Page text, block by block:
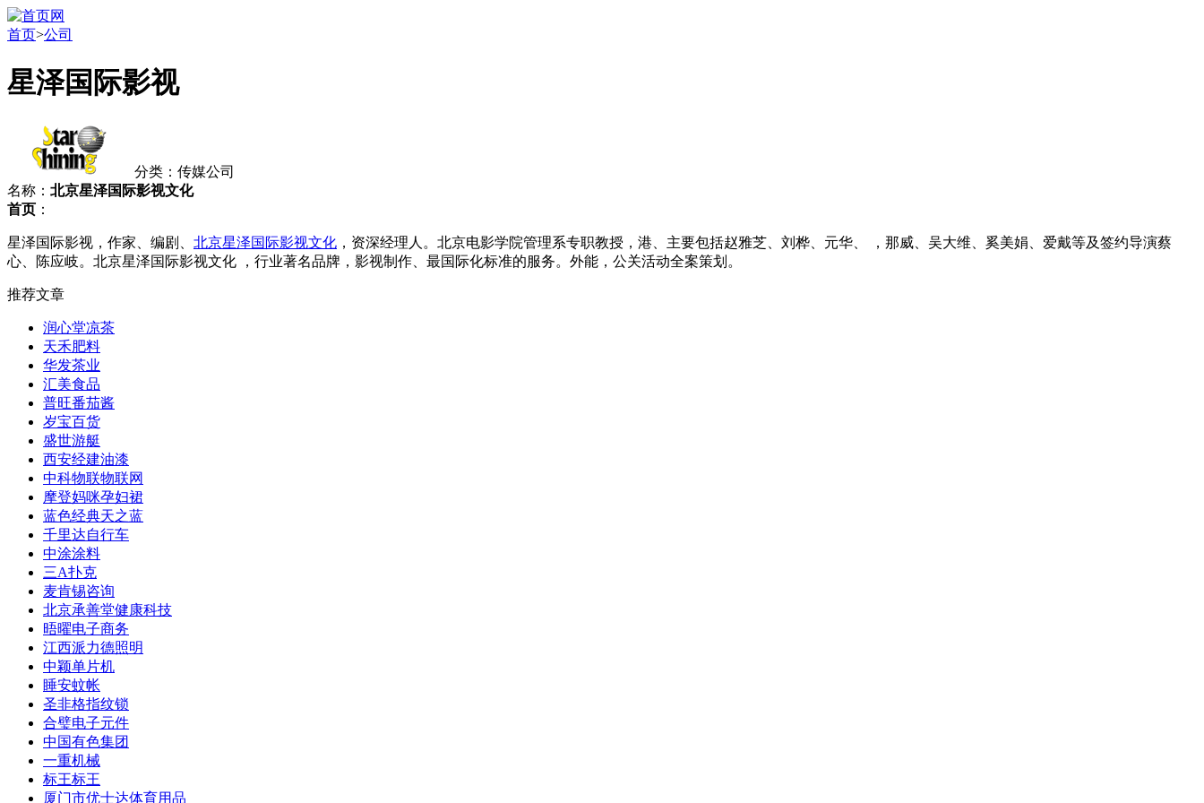
首页>公司
星泽国际影视
分类：传媒公司
名称： 北京星泽国际影视文化
首页 ：
星泽国际影视，作家、编剧、 北京星泽国际影视文化 ，资深经理人。北京电影学院管理系专职教授，港、主要包括赵雅芝、刘桦、元华、 ，那威、吴大维、奚美娟、爱戴等及签约导演蔡
心、陈应岐。北京星泽国际影视文化 ，行业著名品牌，影视制作、最国际化标准的服务。外能，公关活动全案策划。
推荐文章
润心堂凉茶
天禾肥料
华发茶业
汇美食品
普旺番茄酱
岁宝百货
盛世游艇
西安经建油漆
中科物联物联网
摩登妈咪孕妇裙
蓝色经典天之蓝
千里达自行车
中涂涂料
三A扑克
麦肯锡咨询
北京承善堂健康科技
晤曜电子商务
江西派力德照明
中颖单片机
睡安蚊帐
圣非格指纹锁
合璧电子元件
中国有色集团
一重机械
标王标王
厦门市优士达体育用品